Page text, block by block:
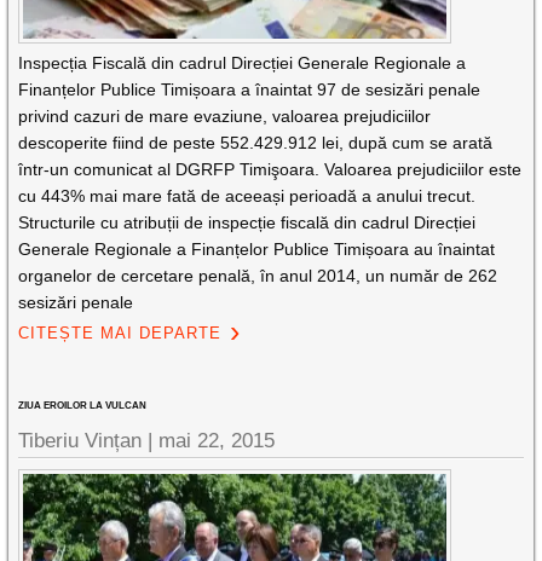
Inspecția Fiscală din cadrul Direcției Generale Regionale a
Finanțelor Publice Timișoara a înaintat 97 de sesizări penale
privind cazuri de mare evaziune, valoarea prejudiciilor
descoperite fiind de peste 552.429.912 lei, după cum se arată
într-un comunicat al DGRFP Timişoara. Valoarea prejudiciilor este
cu 443% mai mare fată de aceeași perioadă a anului trecut.
Structurile cu atribuții de inspecție fiscală din cadrul Direcției
Generale Regionale a Finanțelor Publice Timișoara au înaintat
organelor de cercetare penală, în anul 2014, un număr de 262
sesizări penale
CITEȘTE MAI DEPARTE
ZIUA EROILOR LA VULCAN
Tiberiu Vințan | mai 22, 2015